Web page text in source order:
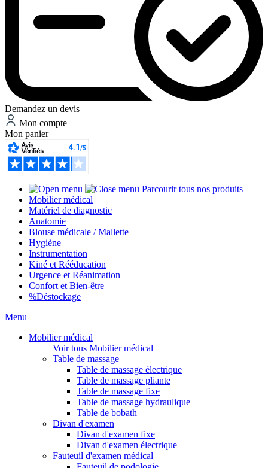
Demandez un devis
Mon compte
Mon panier
Parcourir tous nos produits
Mobilier médical
Matériel de diagnostic
Anatomie
Blouse médicale / Mallette
Hygiène
Instrumentation
Kiné et Rééducation
Urgence et Réanimation
Confort et Bien-être
%Déstockage
Menu
Mobilier médical
Voir tous Mobilier médical
Table de massage
Table de massage électrique
Table de massage pliante
Table de massage fixe
Table de massage hydraulique
Table de bobath
Divan d'examen
Divan d'examen fixe
Divan d'examen électrique
Fauteuil d'examen médical